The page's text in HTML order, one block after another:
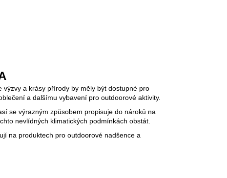
výzvy a krásy přírody by měly být dostupné pro
a dalšímu vybavení pro outdoorové aktivity.
se výrazným způsobem propisuje do nároků na
nevlídných klimatických podmínkách obstát.
na produktech pro outdoorové nadšence a